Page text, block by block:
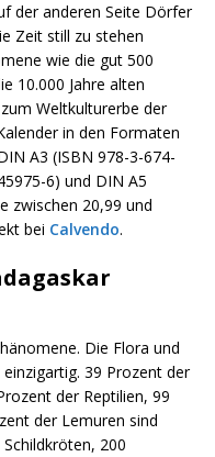
der anderen Seite Dörfer
Zeit still zu stehen
wie die gut 500
10.000 Jahre alten
Weltkulturerbe der
in den Formaten
A3 (ISBN 978-3-674-
6) und DIN A5
zwischen 20,99 und
bei Calvendo.
Die Flora und
39 Prozent der
der Reptilien, 99
der Lemuren sind
200